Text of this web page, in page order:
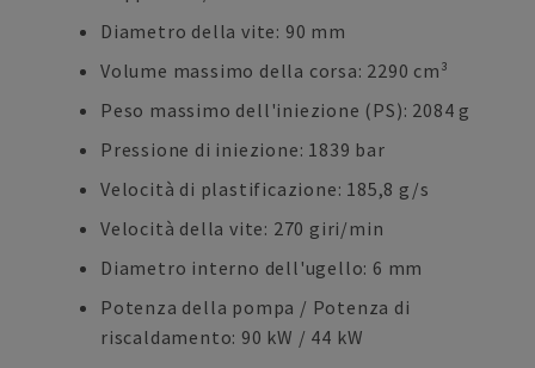
Diametro della vite: 90 mm
Volume massimo della corsa: 2290 cm³
Peso massimo dell'iniezione (PS): 2084 g
Pressione di iniezione: 1839 bar
Velocità di plastificazione: 185,8 g/s
Velocità della vite: 270 giri/min
Diametro interno dell'ugello: 6 mm
Potenza della pompa / Potenza di
riscaldamento: 90 kW / 44 kW